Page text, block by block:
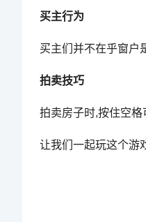
买主行为
买主们并不在乎窗户
拍卖技巧
拍卖房子时,按住空格
让我们一起玩这个游